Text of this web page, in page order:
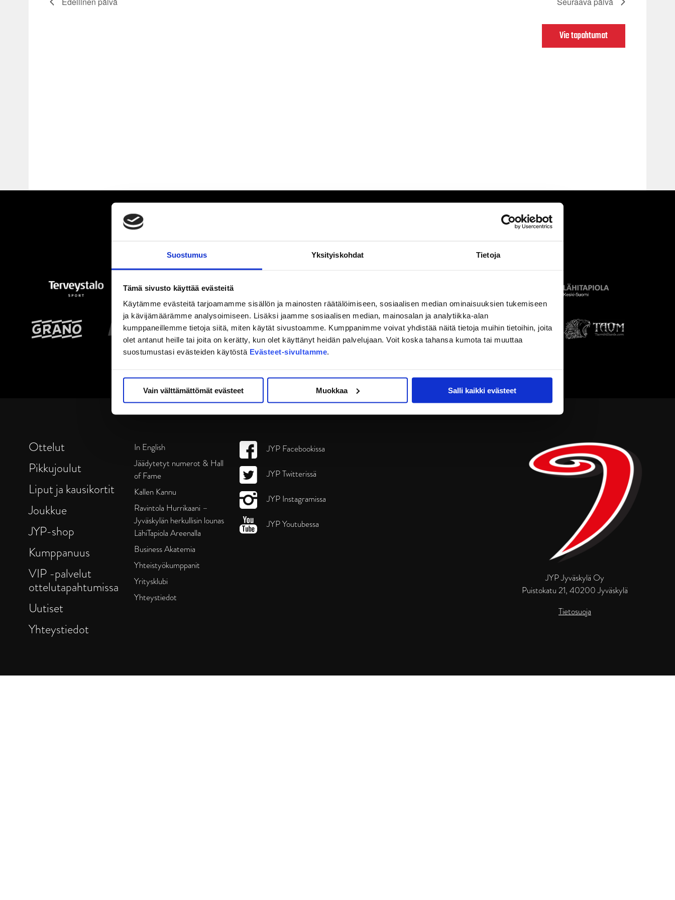
Suostumus Yksityiskohdat Tietoja
Tämä sivusto käyttää evästeitä
Käytämme evästeitä tarjoamamme sisällön ja mainosten räätälöimiseen, sosiaalisen median ominaisuuksien tukemiseen
ja kävijämäärämme analysoimiseen. Lisäksi jaamme sosiaalisen median, mainosalan ja analytiikka-alan
kumppaneillemme tietoja siitä, miten käytät sivustoamme. Kumppanimme voivat yhdistää näitä tietoja muihin tietoihin, joita
olet antanut heille tai joita on kerätty, kun olet käyttänyt heidän palvelujaan. Voit koska tahansa kumota tai muuttaa
suostumustasi evästeiden käytöstä Evästeet-sivultamme.
Vain välttämättömät evästeet Muokkaa Salli kaikki evästeet
Vie tapahtumat
JYP Jyväskylä Oy
Puistokatu 21, 40200 Jyväskylä
Tietosuoja
Ottelut
Pikkujoulut
Liput ja kausikortit
Joukkue
JYP-shop
Kumppanuus
VIP -palvelut
ottelutapahtumissa
Uutiset
Yhteystiedot
In English
Jäädytetyt numerot & Hall
of Fame
Kallen Kannu
Ravintola Hurrikaani –
Jyväskylän herkullisin lounas
LähiTapiola Areenalla
Business Akatemia
Yhteistyökumppanit
Yritysklubi
Yhteystiedot
JYP Facebookissa
JYP Twitterissä
JYP Instagramissa
JYP Youtubessa